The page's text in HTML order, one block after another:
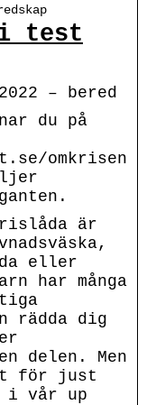
i test
– bered
du på
omkrisen
är
eller
har många
rädda dig
delen. Men
för just
i vår up